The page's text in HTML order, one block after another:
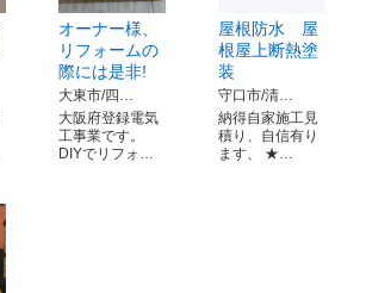
オーナー様、
リフォームの
際には是非!
大東市/四…
大阪府登録電気
工事業です。
DIYでリフォ…
屋根防水 屋
根屋上断熱塗
装
守口市/清…
納得自家施工見
積り、自信有り
ます、 ★…